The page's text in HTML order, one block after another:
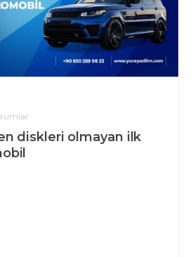
diskleri olmayan ilk